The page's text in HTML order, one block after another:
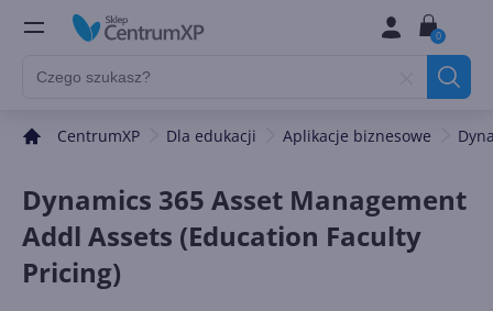
0
CentrumXP Dla edukacji Aplikacje biznesowe
Dynamics 365 Asset Management
Addl Assets (Education Faculty
Pricing)